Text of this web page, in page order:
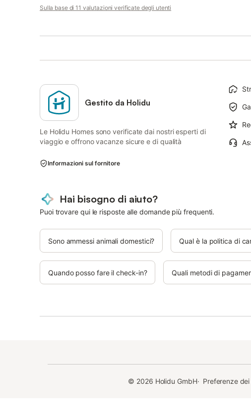
Sulla base di 11 valutazioni verificate degli utenti
Gestito da Holidu
Le Holidu Homes sono verificate dai nostri esperti di
viaggio e offrono vacanze sicure e di qualità
Informazioni sul fornitore
Hai bisogno di aiuto?
Puoi trovare qui le risposte alle domande più frequenti.
Sono ammessi animali domestici? Qual è la politica di
Quando posso fare il check-in? Quali metodi di
© 2026 Holidu GmbH· Preferenze